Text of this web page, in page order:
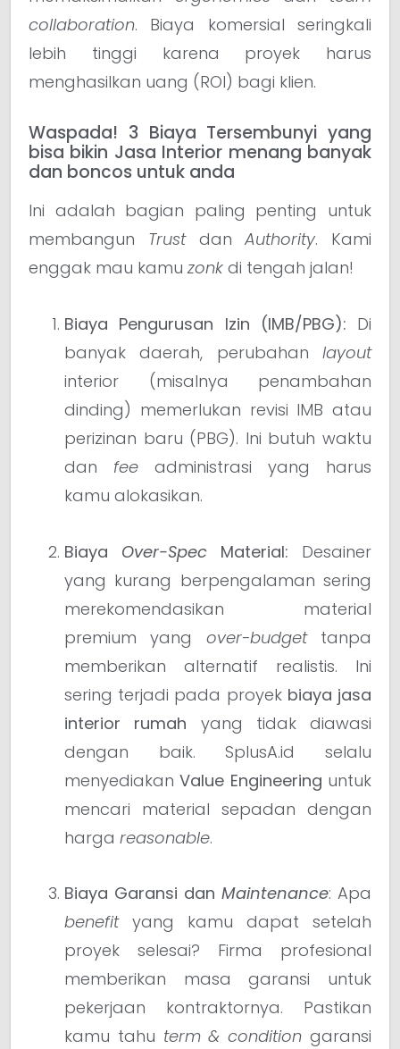
collaboration. Biaya komersial seringkali
lebih tinggi karena proyek harus
menghasilkan uang (ROI) bagi klien.
Waspada! 3 Biaya Tersembunyi yang
bisa bikin Jasa Interior menang banyak
dan boncos untuk anda
Ini adalah bagian paling penting untuk
membangun TrustdanAuthority. Kami
enggak mau kamuzonk di tengah jalan!
Biaya Pengurusan Izin (IMB/PBG): Di
banyak daerah, perubahan layout
interior (misalnya penambahan
dinding) memerlukan revisi IMB atau
perizinan baru (PBG). Ini butuh waktu
dan fee administrasi yang harus
kamu alokasikan.
Biaya Over-Spec Material: Desainer
yang kurang berpengalaman sering
merekomendasikan material
premium yang over-budgettanpa
memberikan alternatif realistis. Ini
sering terjadi pada proyek biaya jasa
interior rumah yang tidak diawasi
dengan baik. SplusA.id selalu
menyediakanValue Engineering untuk
mencari material sepadan dengan
harga reasonable.
Biaya Garansi dan Maintenance: Apa
benefityang kamu dapat setelah
proyek selesai? Firma profesional
memberikan masa garansi untuk
pekerjaan kontraktornya. Pastikan
kamu tahu term & condition garansi